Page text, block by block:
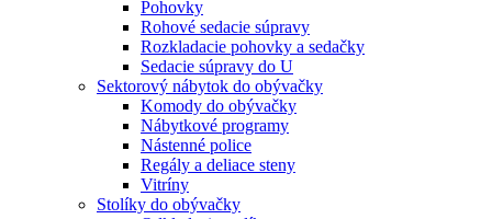
Pohovky
Rohové sedacie súpravy
Rozkladacie pohovky a sedačky
Sedacie súpravy do U
Sektorový nábytok do obývačky
Komody do obývačky
Nábytkové programy
Nástenné police
Regály a deliace steny
Vitríny
Stolíky do obývačky